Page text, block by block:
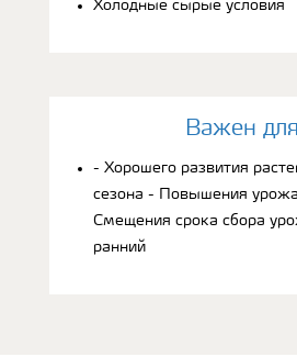
Холодные сырые условия
Bажен
- Хорошего развития
сезона - Повышения
Смещения срока сбора
ранний